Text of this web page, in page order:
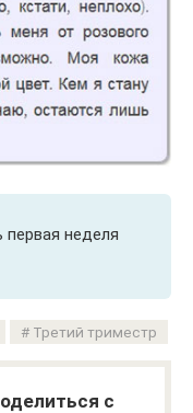
неделя
Третий триместр
с